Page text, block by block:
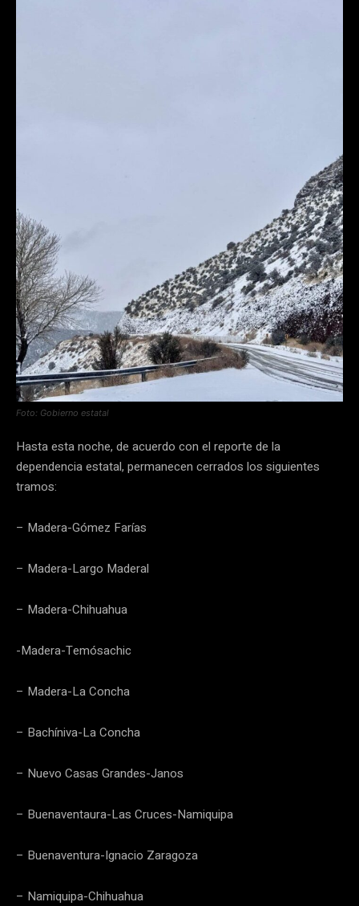
Foto: Gobierno estatal
Hasta esta noche, de acuerdo con el reporte de la
dependencia estatal, permanecen cerrados los siguientes
tramos:
– Madera-Gómez Farías
– Madera-Largo Maderal
– Madera-Chihuahua
-Madera-Temósachic
– Madera-La Concha
– Bachíniva-La Concha
– Nuevo Casas Grandes-Janos
– Buenaventaura-Las Cruces-Namiquipa
– Buenaventura-Ignacio Zaragoza
– Namiquipa-Chihuahua